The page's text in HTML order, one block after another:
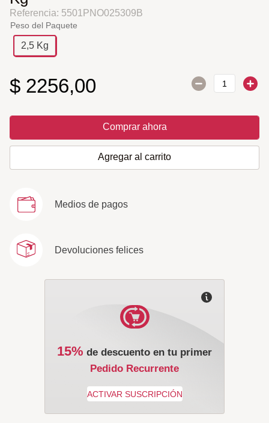
Referencia: 5501PNO025309B
Peso del Paquete
2,5 Kg
$ 2256,00
Comprar ahora
Agregar al carrito
Medios de pagos
Devoluciones felices
15% de descuento en tu primer
Pedido Recurrente